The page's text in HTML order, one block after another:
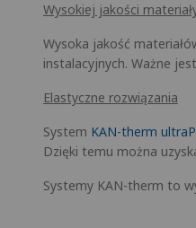
Wysokiej jakości
Wysoka jakość
instalacyjnych. Ważne
Elastyczne rozwiązania
System KAN-therm
Dzięki temu można
Systemy KAN-therm to